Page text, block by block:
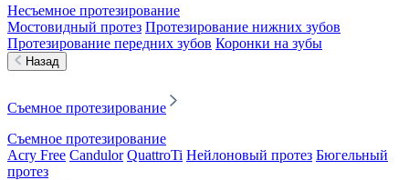
Несъемное протезирование
Мостовидный протез Протезирование нижних зубов
Протезирование передних зубов Коронки на зубы
Назад
Съемное протезирование
Съемное протезирование
Acry Free Candulor QuattroTi Нейлоновый протез Бюгельный
протез